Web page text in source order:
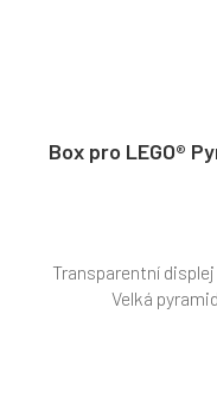
Box pro LEGO®
produktu
Transparentní
Velká